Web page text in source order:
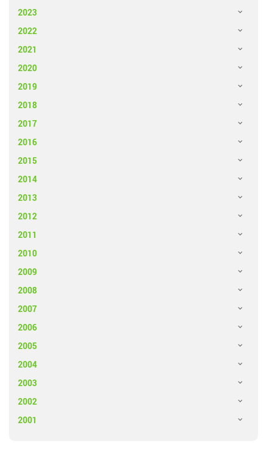
2023
2022
2021
2020
2019
2018
2017
2016
2015
2014
2013
2012
2011
2010
2009
2008
2007
2006
2005
2004
2003
2002
2001